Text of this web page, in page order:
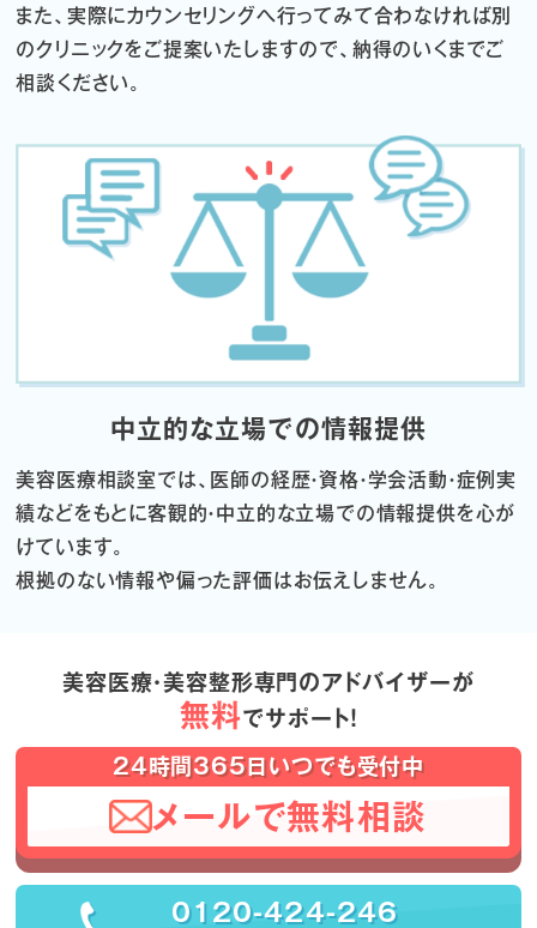
また、実際にカウンセリングへ行ってみて合わなければ別
のクリニックをご提案いたしますので、納得のいくまでご
相談ください。
中立的な立場での情報提供
美容医療相談室では、医師の経歴・資格・学会活動・症例実
績などをもとに客観的・中立的な立場での情報提供を心が
けています。
根拠のない情報や偏った評価はお伝えしません。
美容医療・美容整形専門のアドバイザーが
無料でサポート！
24時間365日いつでも受付中
メールで無料相談
0120-424-246